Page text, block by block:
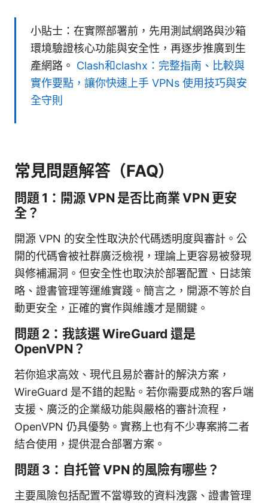
小貼士：在實際部署前，先用測試網路與沙箱
環境驗證核心功能與安全性，再逐步推廣到生
產網路。 Clash和clashx：完整指南、比較與
實作要點，讓你快速上手 VPNs 使用技巧與安
全守則
常見問題解答（FAQ）
問題 1：開源 VPN 是否比商業 VPN 更安
全？
開源 VPN 的安全性取決於代碼透明度與審計。公
開的代碼會被社群廣泛檢視，理論上更容易被發現
與修補漏洞。但安全性也取決於部署配置、日誌策
略、證書管理等運維實踐。簡言之，開源不等於自
動更安全，正確的實作與維護才是關鍵。
問題 2：我該選 WireGuard 還是
OpenVPN？
若你追求高效、現代且易於審計的解決方案，
WireGuard 是不錯的起點。若你需要成熟的客戶端
支援、廣泛的企業級功能與嚴格的審計流程，
OpenVPN 仍具優勢。實務上也有不少專案將二者
結合使用，提供混合部署方案。
問題 3：自托管 VPN 的風險有哪些？
主要風險包括配置不當導致的資料洩露、證書管理